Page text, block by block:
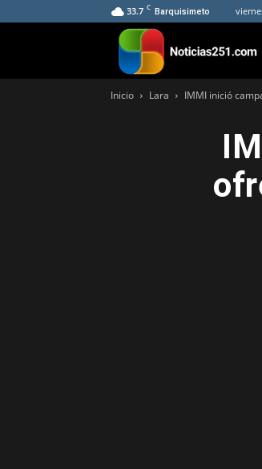
33.7 C Barquisimeto
Inicio Lara IMMI inició